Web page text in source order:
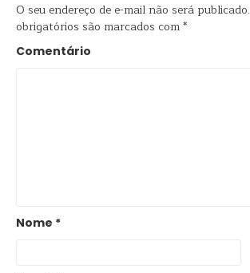
O seu endereço de e-mail não será publicado.
obrigatórios são marcados com*
Comentário
Nome *